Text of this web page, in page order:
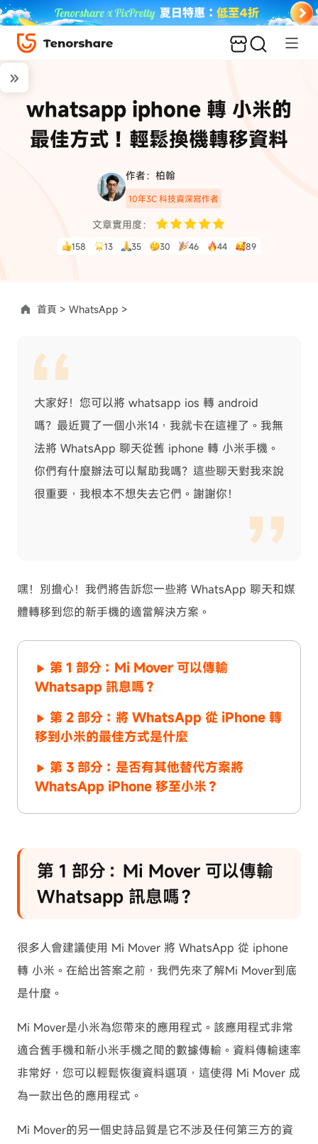
whatsapp iphone 轉 小米的
最佳方式！輕鬆換機轉移資料
作者：柏翰
10年3C 科技資深寫作者
文章實用度：
158 13 35 30 46 44 89
首頁 > WhatsApp >
大家好！您可以將 whatsapp ios 轉 android
嗎？最近買了一個小米14，我就卡在這裡了。我無
法將 WhatsApp 聊天從舊 iphone 轉 小米手機。
你們有什麼辦法可以幫助我嗎？這些聊天對我來說
很重要，我根本不想失去它們。謝謝你！
嘿！別擔心！我們將告訴您一些將 WhatsApp 聊天和媒
體轉移到您的新手機的適當解決方案。
第 1 部分：Mi Mover 可以傳輸
Whatsapp 訊息嗎？
第 2 部分：將 WhatsApp 從 iPhone 轉
移到小米的最佳方式是什麼
第 3 部分：是否有其他替代方案將
WhatsApp iPhone 移至小米？
第 1 部分：Mi Mover 可以傳輸
Whatsapp 訊息嗎？
很多人會建議使用 Mi Mover 將 WhatsApp 從 iphone
轉 小米。在給出答案之前，我們先來了解Mi Mover到底
是什麼。
Mi Mover是小米為您帶來的應用程式。該應用程式非常
適合舊手機和新小米手機之間的數據傳輸。資料傳輸速率
非常好，您可以輕鬆恢復資料選項，這使得 Mi Mover 成
為一款出色的應用程式。
Mi Mover的另一個史詩品質是它不涉及任何第三方的資